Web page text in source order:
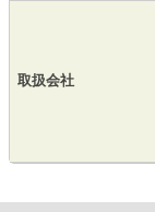
取扱会社